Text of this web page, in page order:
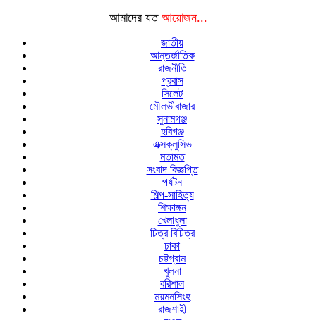
আমাদের যত আয়োজন...
জাতীয়
আন্তর্জাতিক
রাজনীতি
প্রবাস
সিলেট
মৌলভীবাজার
সুনামগঞ্জ
হবিগঞ্জ
এক্সক্লুসিভ
মতামত
সংবাদ বিজ্ঞপ্তি
পর্যটন
শিল্প-সাহিত্য
শিক্ষাঙ্গন
খেলাধুলা
চিত্র বিচিত্র
ঢাকা
চট্টগ্রাম
খুলনা
বরিশাল
ময়মনসিংহ
রাজশাহী